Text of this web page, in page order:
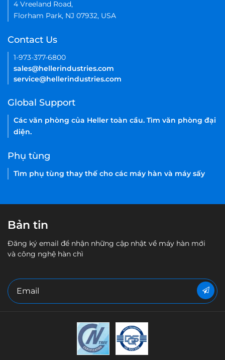
4 Vreeland Road,
Florham Park, NJ 07932, USA
Contact Us
1-973-377-6800
sales@hellerindustries.com
service@hellerindustries.com
Global Support
Các văn phòng của Heller toàn cầu. Tìm văn phòng đại
diện.
Phụ tùng
Tìm phụ tùng thay thế cho các máy hàn và máy sấy
Bản tin
Đăng ký email để nhận những cập nhật về máy hàn mới
và công nghệ hàn chì